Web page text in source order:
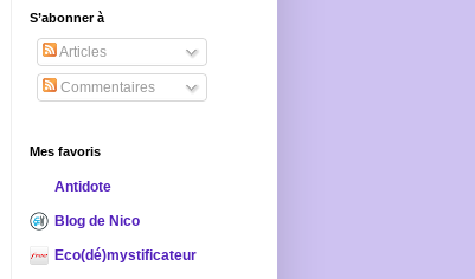
S’abonner à
Articles
Commentaires
Mes favoris
Antidote
Blog de Nico
Eco(dé)mystificateur